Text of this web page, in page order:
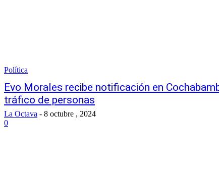
Política
Evo Morales recibe notificación en
tráfico de personas
La Octava - 8 octubre , 2024
0